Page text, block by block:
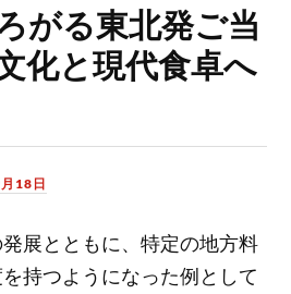
がる東北発ご当
化と現代食卓へ
18日
展とともに、特定の地方料
持つようになった例として